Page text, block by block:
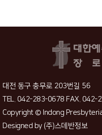
대전 동구 충무로 203번길 56
TEL. 042-283-0678 FAX. 042-
Copyright © Indong
Designed by(주)스데반정보